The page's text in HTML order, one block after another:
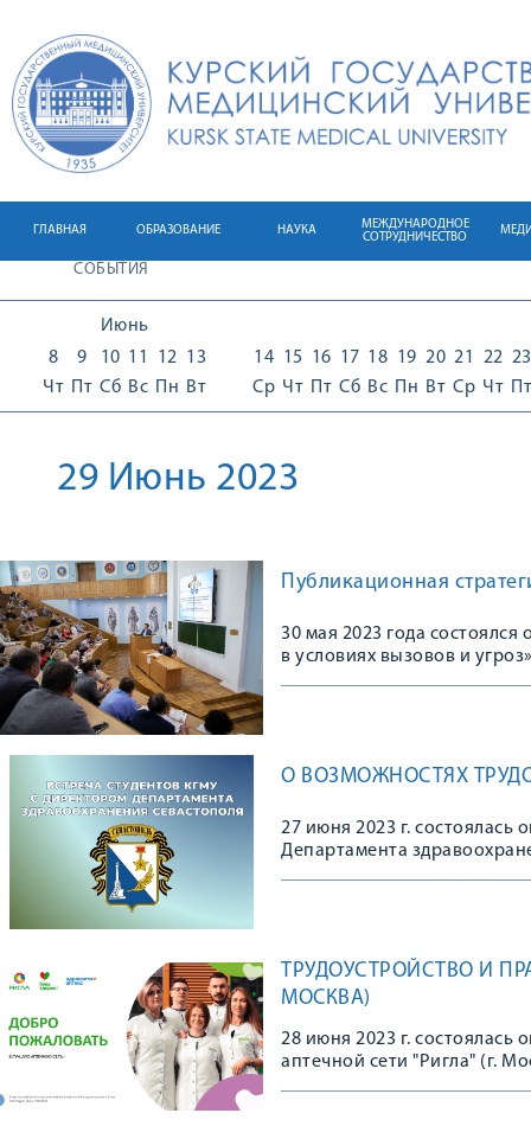
ГЛАВНАЯ ОБРАЗОВАНИЕ НАУКА
МЕЖДУНАРОДНОЕ
СОТРУДНИЧЕСТВО
СОБЫТИЯ
Июнь
8
Чт
9
Пт
10
Сб
11
Вс
12
Пн
13
Вт
14
Ср
15
Чт
16
Пт
17
Сб
18
Вс
19
Пн
20
Вт
21
Ср
22
Чт
23
Пт
29 Июнь 2023
Публикационная
30 мая 2023 года
в условиях вызовов и
О ВОЗМОЖНОСТЯХ
27 июня 2023 г. состоялась
Департамента
ТРУДОУСТРОЙСТВО И
МОСКВА)
28 июня 2023 г. состоялась
аптечной сети "Ригла" (г.